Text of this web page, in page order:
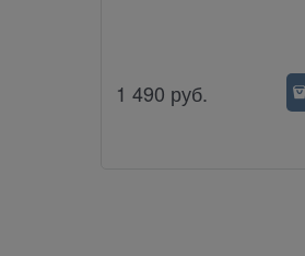
1 490 руб.